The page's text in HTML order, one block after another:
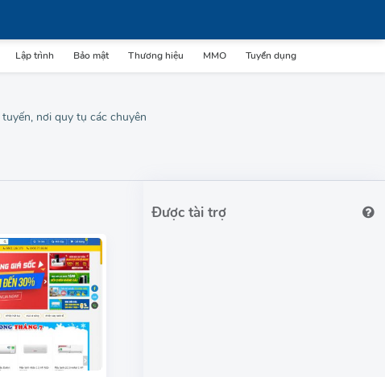
Lập trình Bảo mật Thương hiệu MMO Tuyển dụng
nơi quy tụ các chuyên
Được tài trợ